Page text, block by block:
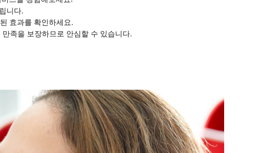
니다.
효과를 확인하세요.
족을 보장하므로 안심할 수 있습니다.